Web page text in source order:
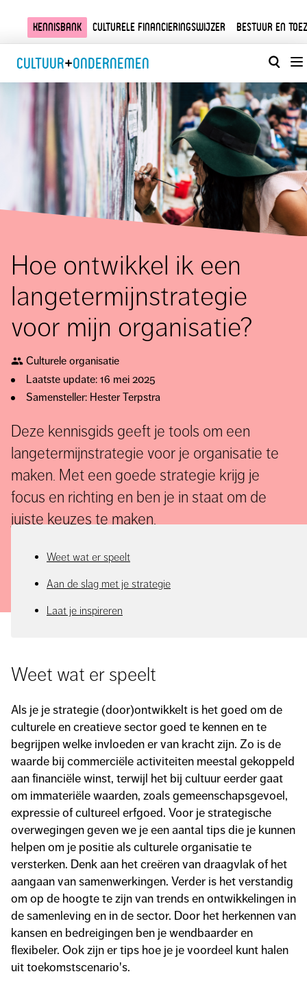
Kennisbank Culturele financieringswijzer Bestuur en
Cultuur+Ondernemen
Hoe ontwikkel ik een
langetermijnstrategie
voor mijn organisatie?
Culturele organisatie
Laatste update: 16 mei 2025
Samensteller: Hester Terpstra
Deze kennisgids geeft je tools om een
langetermijnstrategie voor je organisatie te
maken. Met een goede strategie krijg je
focus en richting en ben je in staat om de
juiste keuzes te maken.
Weet wat er speelt
Aan de slag met je strategie
Laat je inspireren
Weet wat er speelt
Als je je strategie (door)ontwikkelt is het goed om de
culturele en creatieve sector goed te kennen en te
begrijpen welke invloeden er van kracht zijn. Zo is de
waarde bij commerciële activiteiten meestal gekoppeld
aan financiële winst, terwijl het bij cultuur eerder gaat
om immateriële waarden, zoals gemeenschapsgevoel,
expressie of cultureel erfgoed. Voor je strategische
overwegingen geven we je een aantal tips die je kunnen
helpen om je positie als culturele organisatie te
versterken. Denk aan het creëren van draagvlak of het
aangaan van samenwerkingen. Verder is het verstandig
om op de hoogte te zijn van trends en ontwikkelingen in
de samenleving en in de sector. Door het herkennen van
kansen en bedreigingen ben je wendbaarder en
flexibeler. Ook zijn er tips hoe je je voordeel kunt halen
uit toekomstscenario's.